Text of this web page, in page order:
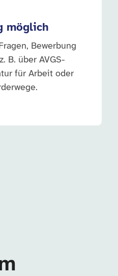
möglich
Bewerbung
B. über AVGS-
für Arbeit oder